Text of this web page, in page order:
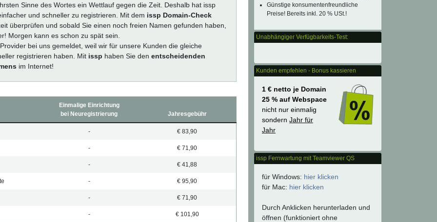
Sinne des Wortes ein Wettlauf gegen die Zeit. Deshalb hat issp
und schneller zu registrieren. Mit dem issp Domain-Check
überprüfen und sobald Sie einen noch freien Namen gefunden haben,
Morgen kann es schon zu spät sein.
bei uns gemeldet, weil wir für unsere Kunden die gleiche
registrieren haben. Mit issp haben Sie den entscheidenden
im Internet!
Einmalige Einrichtung
bei Neuregistrierung
Jahresgebühr
- € 83,90
- € 71,90
- € 41,88
- € 95,90
- € 71,90
- € 101,90
Günstige konsumentenfreundliche
Preise! Bereits inkl. 20 % USt.!
Unabhängiger Verfügbarkeits-Test:
Kunden empfehlen - Bonus kassieren
1 € netto je Domain
25 % auf Webspace
nicht nur einmalig
sondern Jahr für
Jahr
issp Fernwartung mit Teamviewer QS
für Windows: hier klicken
für Mac: hier klicken
Durch Anklicken herunterladen und
öffnen (funktioniert ohne